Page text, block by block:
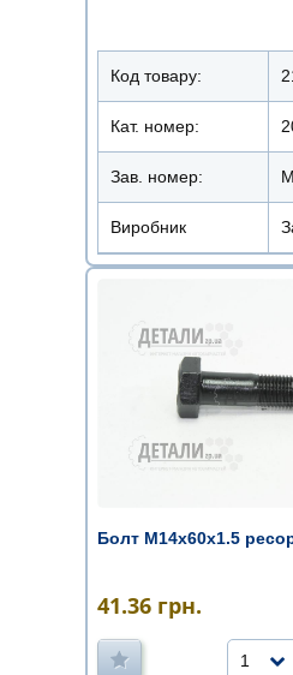
Код товару:
Кат. номер:
Зав. номер:
Виробник
Болт М14х60х1.5
41.36 грн.
1